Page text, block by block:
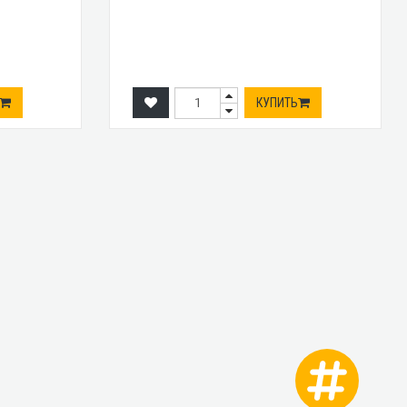
КУПИТЬ